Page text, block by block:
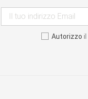
Autorizzo il